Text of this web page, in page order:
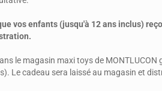
vos enfants (jusqu'à 12 ans inclus)
le magasin maxi toys de
Le cadeau sera laissé au magasin et